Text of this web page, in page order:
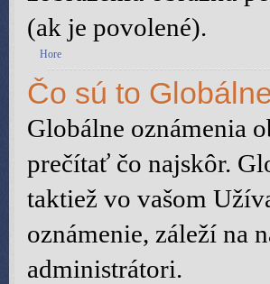
(ak je povolené).
Hore
Čo sú to
Globálne oznámenia
prečítať čo najskôr.
taktiež vo vašom
oznámenie, záleží na
administrátori.